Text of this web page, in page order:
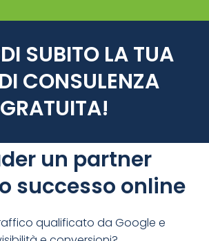
SUBITO LA TUA
CONSULENZA
GRATUITA!
un partner
successo online
qualificato da Google e